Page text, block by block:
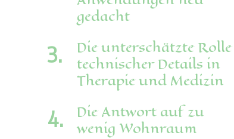
gedacht
Die unterschätzte Rolle
technischer Details in
Therapie und Medizin
Die Antwort auf zu
wenig Wohnraum